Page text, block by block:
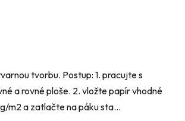
tvorbu. Postup: 1. pracujte s
a rovné ploše. 2. vložte papír vhodné
m2 a zatlačte na páku sta...